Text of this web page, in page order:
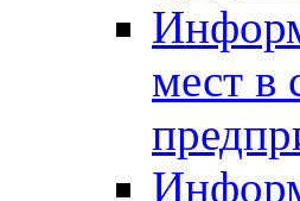
мест в